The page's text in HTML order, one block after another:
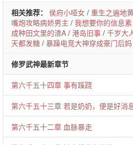
相关推荐： 侯府小哑女 / 重生之遍地
嘴炮攻略病娇男主 / 我想要你的信息素
成种田文里的渣A / 港岛旧事 / 千岁大
天都发糖 / 暴躁电竞大神穿成豪门后妈
修罗武神最新章节
第六千五十四章 事有蹊跷
第六千五十三章 若是奶奶，便是好消
第六千五十二章 血脉暴走